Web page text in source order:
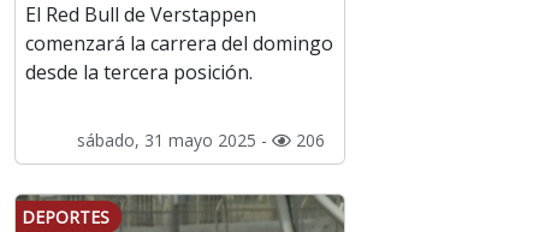
El Red Bull de Verstappen
comenzará la carrera del domingo
desde la tercera posición.
sábado, 31 mayo 2025 - 206
DEPORTES